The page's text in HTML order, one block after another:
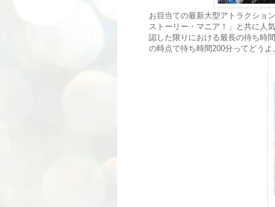
お目当ての最新大型アトラクショ
ストーリー・マニア！」と共に人
認した限りにおける最長の待ち時
の時点で待ち時間200分ってどうよ